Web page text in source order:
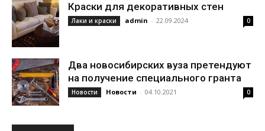
Краски для декоративных стен
Лаки и краски admin - 22.09.2024 0
Два новосибирских вуза претендуют
на получение специального гранта
Новости Новости - 04.10.2021 0